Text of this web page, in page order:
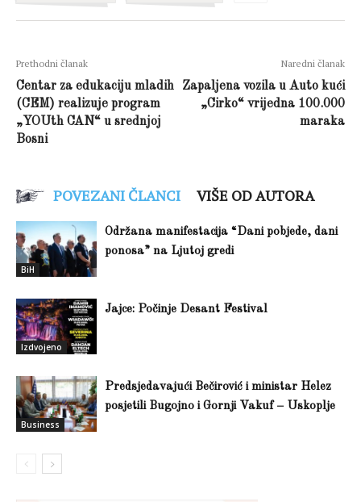
Prethodni članak
Centar za edukaciju mladih
(CEM) realizuje program
„YOUth CAN“ u srednjoj
Bosni
Naredni članak
Zapaljena vozila u Auto kući
„Cirko“ vrijedna 100.000
maraka
POVEZANI ČLANCI VIŠE OD AUTORA
BiH
Održana manifestacija “Dani pobjede, dani
ponosa” na Ljutoj gredi
Izdvojeno
Jajce: Počinje Desant Festival
Business
Predsjedavajući Bečirović i ministar Helez
posjetili Bugojno i Gornji Vakuf – Uskoplje